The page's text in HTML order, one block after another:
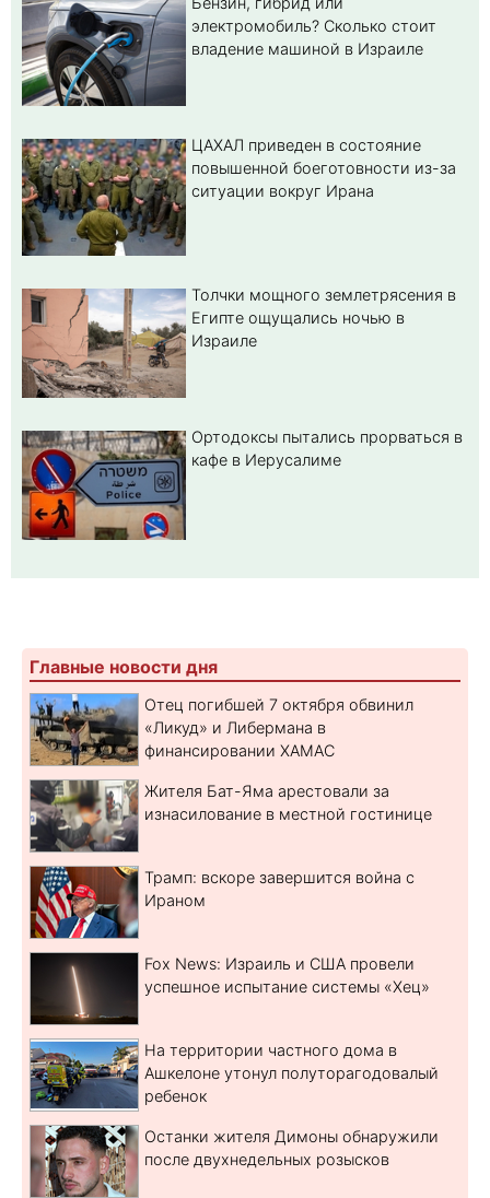
электромобиль? Cколько стоит
владение машиной в Израиле
ЦАХАЛ приведен в состояние
повышенной боеготовности из-за
ситуации вокруг Ирана
Толчки мощного землетрясения в
Египте ощущались ночью в
Израиле
Ортодоксы пытались прорваться в
кафе в Иерусалиме
Главные новости дня
Отец погибшей 7 октября обвинил
«Ликуд» и Либермана в
финансировании ХАМАС
Жителя Бат-Яма арестовали за
изнасилование в местной гостинице
Трамп: вскоре завершится война с
Ираном
Fox News: Израиль и США провели
успешное испытание системы «Хец»
На территории частного дома в
Ашкелоне утонул полуторагодовалый
ребенок
Останки жителя Димоны обнаружили
после двухнедельных розысков